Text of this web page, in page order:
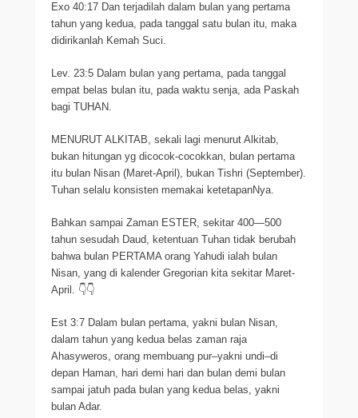
Exo 40:17 Dan terjadilah dalam bulan yang pertama
tahun yang kedua, pada tanggal satu bulan itu, maka
didirikanlah Kemah Suci.
Lev. 23:5 Dalam bulan yang pertama, pada tanggal
empat belas bulan itu, pada waktu senja, ada Paskah
bagi TUHAN.
MENURUT ALKITAB, sekali lagi menurut Alkitab,
bukan hitungan yg dicocok-cocokkan, bulan pertama
itu bulan Nisan (Maret-April), bukan Tishri (September).
Tuhan selalu konsisten memakai ketetapanNya.
Bahkan sampai Zaman ESTER, sekitar 400—500
tahun sesudah Daud, ketentuan Tuhan tidak berubah
bahwa bulan PERTAMA orang Yahudi ialah bulan
Nisan, yang di kalender Gregorian kita sekitar Maret-
April. 👇👇
Est 3:7 Dalam bulan pertama, yakni bulan Nisan,
dalam tahun yang kedua belas zaman raja
Ahasyweros, orang membuang pur–yakni undi–di
depan Haman, hari demi hari dan bulan demi bulan
sampai jatuh pada bulan yang kedua belas, yakni
bulan Adar.